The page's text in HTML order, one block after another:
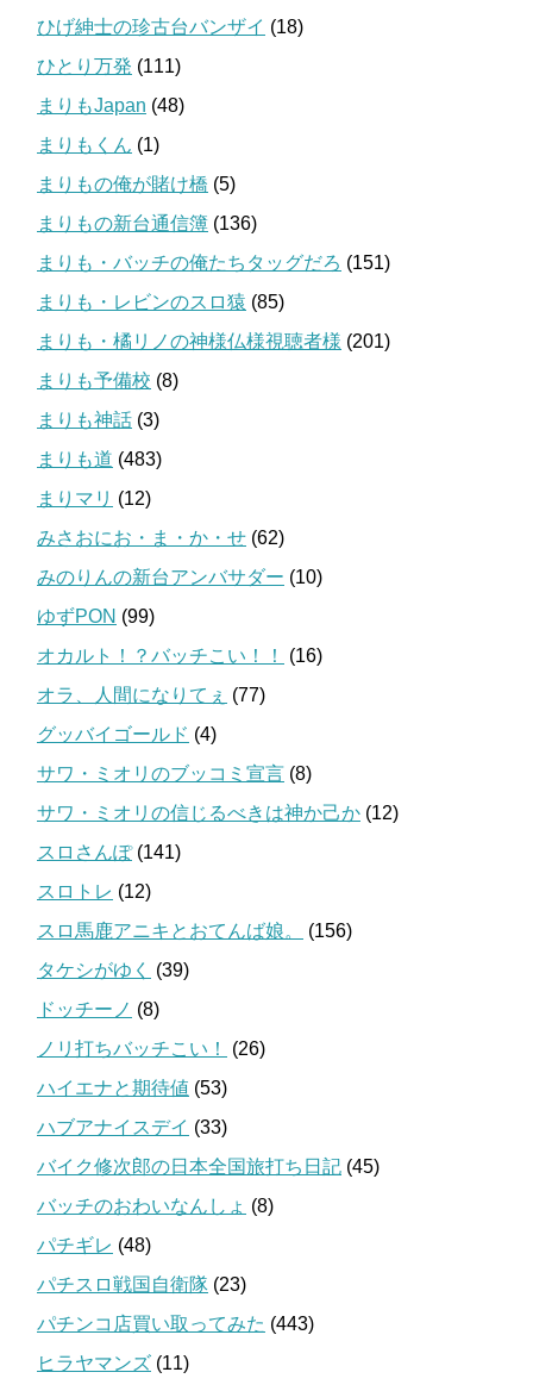
ひげ紳士の珍古台バンザイ (18)
ひとり万発 (111)
まりもJapan (48)
まりもくん (1)
まりもの俺が賭け橋 (5)
まりもの新台通信簿 (136)
まりも・バッチの俺たちタッグだろ (151)
まりも・レビンのスロ猿 (85)
まりも・橘リノの神様仏様視聴者様 (201)
まりも予備校 (8)
まりも神話 (3)
まりも道 (483)
まりマリ (12)
みさおにお・ま・か・せ (62)
みのりんの新台アンバサダー (10)
ゆずPON (99)
オカルト！？バッチこい！！
(16)
オラ、人間になりてぇ (77)
グッバイゴールド (4)
サワ・ミオリのブッコミ宣言 (8)
サワ・ミオリの信じるべきは神か己か (12)
スロさんぽ(141)
スロトレ (12)
スロ馬鹿アニキとおてんば娘。
(156)
タケシがゆく
(39)
ドッチーノ (8)
ノリ打ちバッチこい！
(26)
ハイエナと期待値 (53)
ハブアナイスデイ (33)
バイク修次郎の日本全国旅打ち日記 (45)
バッチのおわいなんしょ (8)
パチギレ (48)
パチスロ戦国自衛隊 (23)
パチンコ店買い取ってみた (443)
ヒラヤマンズ (11)